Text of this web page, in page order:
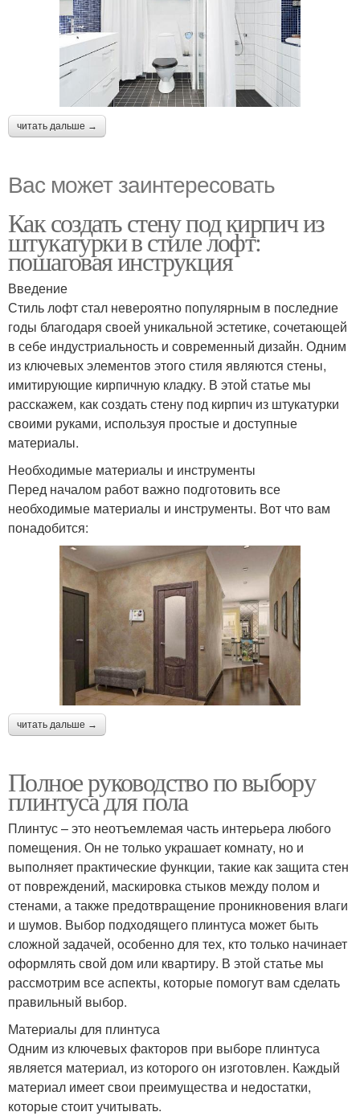
читать дальше →
Вас может заинтересовать
Как создать стену под кирпич из
штукатурки в стиле лофт:
пошаговая инструкция
Введение
Стиль лофт стал невероятно популярным в последние
годы благодаря своей уникальной эстетике, сочетающей
в себе индустриальность и современный дизайн. Одним
из ключевых элементов этого стиля являются стены,
имитирующие кирпичную кладку. В этой статье мы
расскажем, как создать стену под кирпич из штукатурки
своими руками, используя простые и доступные
материалы.
Необходимые материалы и инструменты
Перед началом работ важно подготовить все
необходимые материалы и инструменты. Вот что вам
понадобится:
читать дальше →
Полное руководство по выбору
плинтуса для пола
Плинтус – это неотъемлемая часть интерьера любого
помещения. Он не только украшает комнату, но и
выполняет практические функции, такие как защита стен
от повреждений, маскировка стыков между полом и
стенами, а также предотвращение проникновения влаги
и шумов. Выбор подходящего плинтуса может быть
сложной задачей, особенно для тех, кто только начинает
оформлять свой дом или квартиру. В этой статье мы
рассмотрим все аспекты, которые помогут вам сделать
правильный выбор.
Материалы для плинтуса
Одним из ключевых факторов при выборе плинтуса
является материал, из которого он изготовлен. Каждый
материал имеет свои преимущества и недостатки,
которые стоит учитывать.